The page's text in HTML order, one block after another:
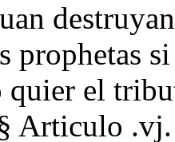
prophetas
quier el
Articulo